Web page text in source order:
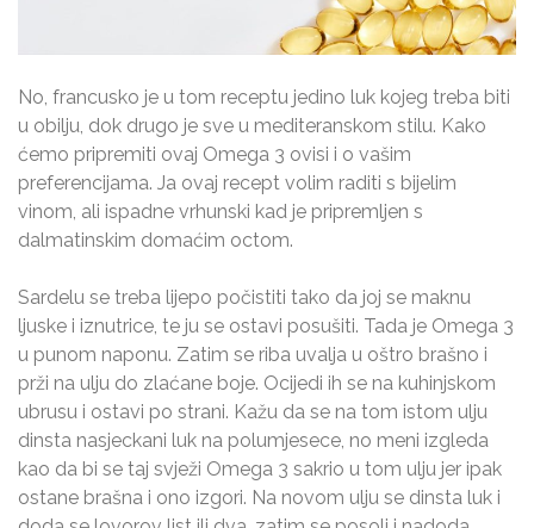
No, francusko je u tom receptu jedino luk kojeg treba biti
u obilju, dok drugo je sve u mediteranskom stilu. Kako
ćemo pripremiti ovaj Omega 3 ovisi i o vašim
preferencijama. Ja ovaj recept volim raditi s bijelim
vinom, ali ispadne vrhunski kad je pripremljen s
dalmatinskim domaćim octom.
Sardelu se treba lijepo počistiti tako da joj se maknu
ljuske i iznutrice, te ju se ostavi posušiti. Tada je Omega 3
u punom naponu. Zatim se riba uvalja u oštro brašno i
prži na ulju do zlaćane boje. Ocijedi ih se na kuhinjskom
ubrusu i ostavi po strani. Kažu da se na tom istom ulju
dinsta nasjeckani luk na polumjesece, no meni izgleda
kao da bi se taj svježi Omega 3 sakrio u tom ulju jer ipak
ostane brašna i ono izgori. Na novom ulju se dinsta luk i